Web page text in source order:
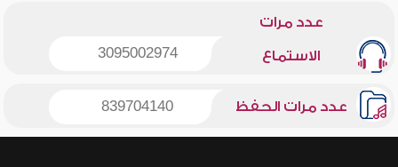
عدد مرات
الاستماع 3095002974
عدد مرات الحفظ 839704140